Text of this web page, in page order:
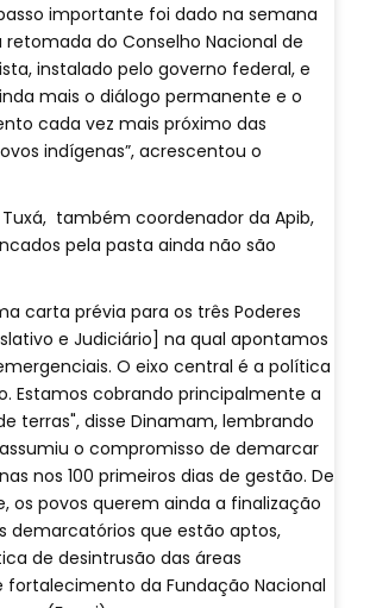
importante foi dado na semana
do Conselho Nacional de
instalado pelo governo federal, e
mais o diálogo permanente e o
cada vez mais próximo das
indígenas”, acrescentou o
também coordenador da Apib,
pela pasta ainda não são
carta prévia para os três Poderes
e Judiciário] na qual apontamos
O eixo central é a política
Estamos cobrando principalmente a
terras", disse Dinamam, lembrando
o compromisso de demarcar
nos 100 primeiros dias de gestão. De
os povos querem ainda a finalização
demarcatórios que estão aptos,
de desintrusão das áreas
fortalecimento da Fundação Nacional